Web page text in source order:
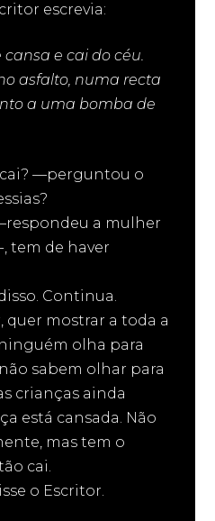
escrevia:
e cai do céu.
asfalto, numa recta
a uma bomba de
—perguntou o
a mulher
tem de haver
Continua.
quer mostrar a toda a
olha para
sabem olhar para
crianças ainda
está cansada. Não
mas tem o
cai.
o Escritor.